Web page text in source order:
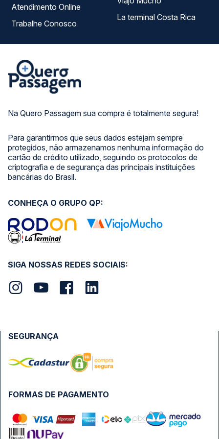
Na Quero Passagem sua compra é totalmente segura!
Para garantirmos que seus dados estejam sempre
protegidos, não armazenamos nenhuma informação do
cartão de crédito utilizado, seguindo os protocolos de
criptografia e de segurança das principais instituições
bancárias do Brasil.
Atendimento Online
Trabalhe Conosco
La terminal Costa Rica
SIGA NOSSAS REDES SOCIAIS:
CONHEÇA O GRUPO QP:
FORMAS DE PAGAMENTO
SEGURANÇA